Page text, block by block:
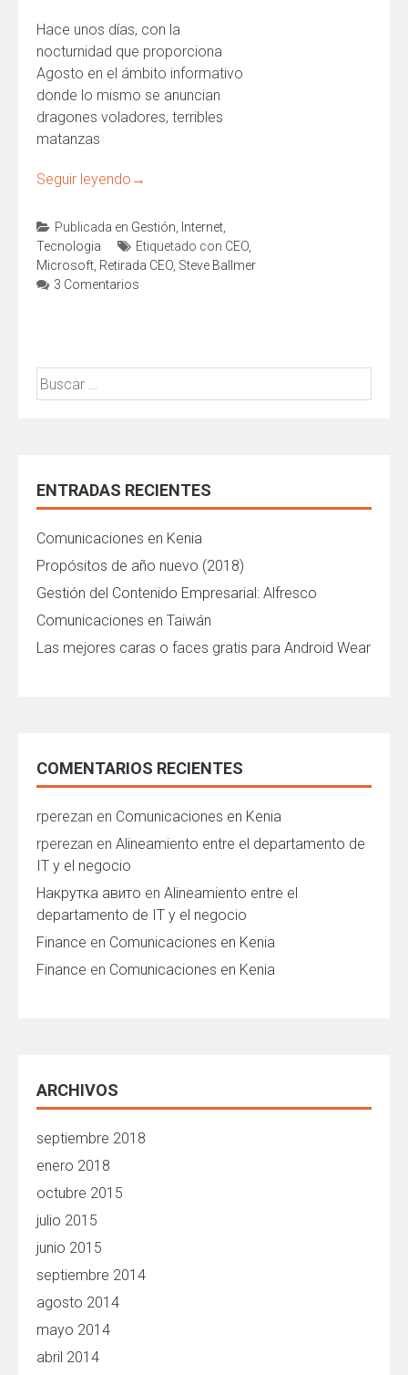
Hace unos días, con la
nocturnidad que proporciona
Agosto en el ámbito informativo
donde lo mismo se anuncian
dragones voladores, terribles
matanzas
Seguir leyendo →
Publicada en Gestión, Internet,
Tecnologia
Etiquetado con CEO,
Microsoft, Retirada CEO, Steve Ballmer
3 Comentarios
Buscar:
ENTRADAS RECIENTES
Comunicaciones en Kenia
Propósitos de año nuevo (2018)
Gestión del Contenido Empresarial: Alfresco
Comunicaciones en Taiwán
Las mejores caras o faces gratis para Android Wear
COMENTARIOS RECIENTES
rperezan en Comunicaciones en Kenia
rperezan en Alineamiento entre el departamento de
IT y el negocio
Накрутка авито en Alineamiento entre el
departamento de IT y el negocio
Finance en Comunicaciones en Kenia
Finance en Comunicaciones en Kenia
ARCHIVOS
septiembre 2018
enero 2018
octubre 2015
julio 2015
junio 2015
septiembre 2014
agosto 2014
mayo 2014
abril 2014